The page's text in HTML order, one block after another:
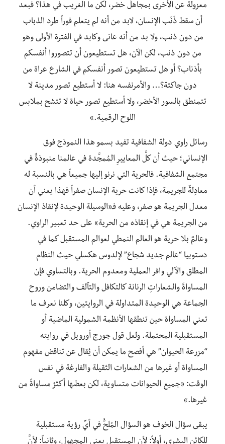
معزولة عن الأخرى بمجاهلَ خضر، لكن ما الغريب في هذا؟ فبعد
أن سقط ذَنَب الإنسان، لابد من أنه لم يتعلم فوراً طرد الذباب
من دون ذنب، ولا بد من أنه عانى وكابد في الفترة الأولى وهو
من دون ذنب، لكن الآن، هل تستطيعون أن تتصوروا أنفسكم
بأذناب؟ أو هل تستطيعون تصور أنفسكم في الشارع عراة من
دون جاكتة؟… والأمرنفسه هنا: لا أستطيع تصور مدينة لا
تتمنطق بالسور الأخضر، ولا أستطيع تصور حياة لا تتشح بملابس
اللوح الرقمية.»
رسائل راوي دولة الشفافية تفيد بسمو هذا النموذج فوق
الإنساني؛ حيث أن كلَّ المعاييرِ المُمجَّدة في عالمنا منبوذةٌ في
مجتمع الشفافية. فالحرية التي نرنو إليها جميعاً هي بالنسبة له
معادِلةٌ للجريمة، فإذا كانت حرية الإنسان صفراً فهذا يعني أن
معدل الجريمة هو صفر، وعليه فـ«الوسيلة الوحيدة لإنقاذ الإنسان
من الجريمة هي في إنقاذه من الحرية» على حد تعبير الراوي.
وعالمٌ بلا حرية هو العالم النمطي لعوالم المستقبل كما في
دستوبيا “عالم جديد شجاع” لإلدوس هكسلي حيث النظام
المطلق والآلي وافر العملية ومعدوم الحرية. وبالتساوي فإن
المساواةَ والشعاراتِ الرنانة كالتكافل والتآلف والتضامن وروح
الجماعة هي الوحيدة المتداولة في الروايتين، وكلنا نعرف ما
تعني المساواة حين تنطقها الأنظمة الشمولية الماضية أو
المستقبلية المحتملة. ولعل قول جورج أورويل في روايته
“مزرعة الحيوان” هي أفصح ما يمكن أن يُقال عن تناقض مفهوم
المساواة أو غيرها من الشعارات الثقيلة والفارغة في نفس
الوقت: «جميع الحيوانات متساوية، لكن بعضَها أكثرُ مساواةً من
غيرها.»
يبقى سؤال الخوف هو السؤال المُلحُّ في أيِّ رؤية مستقبلية
للكائن البشري، أولاً: لأن المستقبل يعني المجهول، وثانياً: لأنَّ